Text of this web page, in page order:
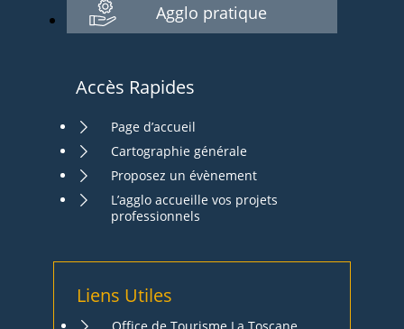
Agglo pratique
Accès Rapides
Page d’accueil
Cartographie générale
Proposez un évènement
L’agglo accueille vos projets
professionnels
Liens Utiles